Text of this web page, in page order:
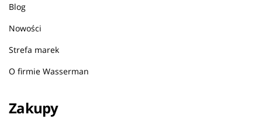
Blog
Nowości
Strefa marek
O firmie Wasserman
Zakupy